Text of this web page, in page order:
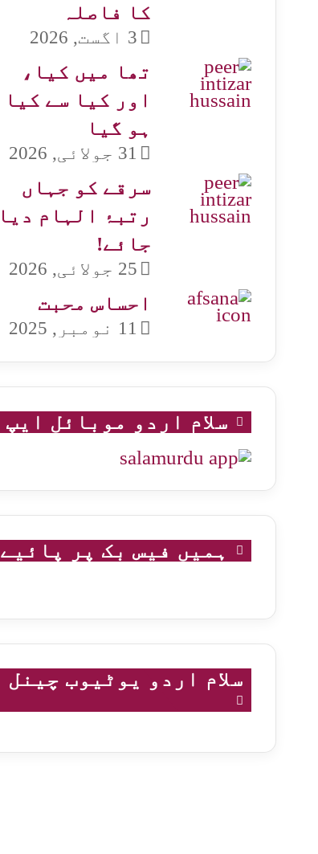
کا فاصلہ
3 اگست, 2026
تھا میں کیا،
اور کیا سے کیا
ہو گیا
31 جولائی, 2026
سرقے کو جہاں
رتبۂ الہام دیا
جائے!
25 جولائی, 2026
احساس محبت
11 نومبر, 2025
سلام اردو موبائل ایپ
ہمیں فیس بک پر پائیے
سلام اردو یوٹیوب چینل